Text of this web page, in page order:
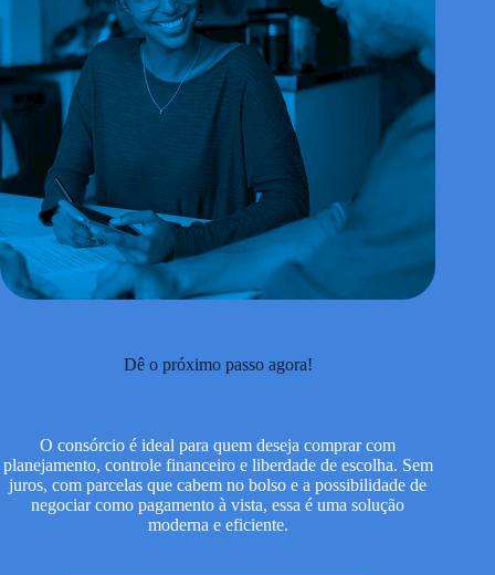
Dê o próximo passo agora!
O consórcio é ideal para quem deseja comprar com
planejamento, controle financeiro e liberdade de escolha. Sem
juros, com parcelas que cabem no bolso e a possibilidade de
negociar como pagamento à vista, essa é uma solução
moderna e eficiente.